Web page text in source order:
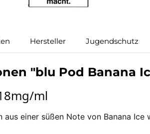
Hersteller Jugendschutz
"blu Pod Banana
ml
einer süßen Note von Banana